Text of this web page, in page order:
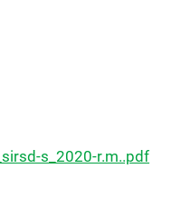
s_2020-r.m..pdf